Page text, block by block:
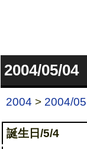
2004/05/04
2004 > 2004/05
誕生日/5/4